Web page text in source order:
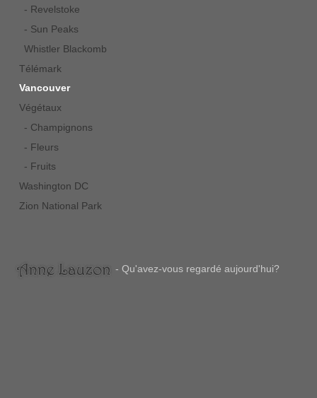
- Revelstoke
- Sun Peaks
Whistler Blackomb
Télémark
Vancouver
Végétaux
- Champignons
- Fleurs
- Fruits
Washington DC
Zion National Park
- Qu'avez-vous regardé aujourd'hui?